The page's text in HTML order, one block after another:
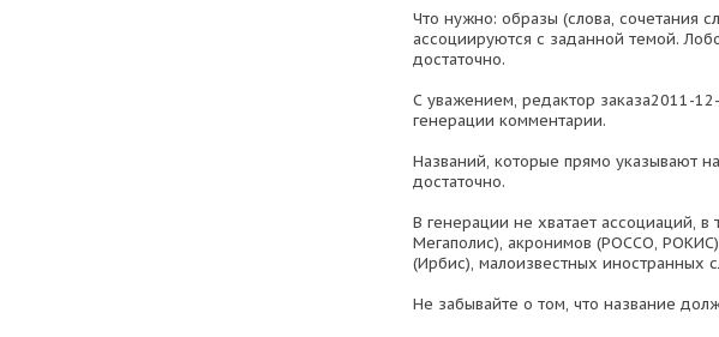
Что нужно: образы (слова, сочетания
ассоциируются с заданной темой.
достаточно.
С уважением, редактор заказа2011-
генерации комментарии.
Названий, которые прямо указывают
достаточно.
В генерации не хватает ассоциаций,
Мегаполис), акронимов (РОССО,
(Ирбис), малоизвестных иностранных
Не забывайте о том, что название